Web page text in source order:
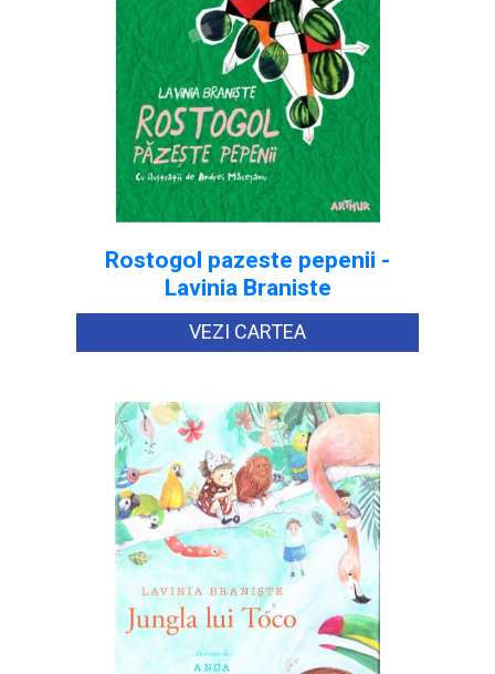
Rostogol pazeste pepenii -
Lavinia Braniste
VEZI CARTEA